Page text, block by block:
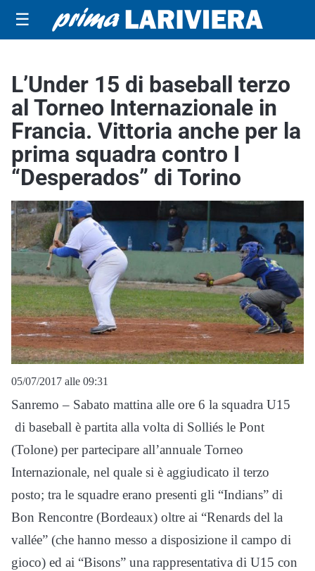
☰
L’Under 15 di baseball terzo
al Torneo Internazionale in
Francia. Vittoria anche per la
prima squadra contro I
“Desperados” di Torino
05/07/2017 alle 09:31
Sanremo – Sabato mattina alle ore 6 la squadra U15
di baseball è partita alla volta di Solliés le Pont
(Tolone) per partecipare all’annuale Torneo
Internazionale, nel quale si è aggiudicato il terzo
posto; tra le squadre erano presenti gli “Indians” di
Bon Rencontre (Bordeaux) oltre ai “Renards del la
vallée” (che hanno messo a disposizione il campo di
gioco) ed ai “Bisons” una rappresentativa di U15 con